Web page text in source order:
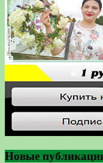
Новые